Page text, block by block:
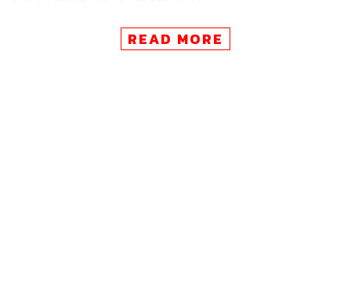
ชัยชนะกล่าวต่อด้วยว่า มีรัฐมนตรีแค่ 3 คนที่สอบผ่าน คน
แรกคือ อนุทิน ชาญวีรกูล รองนายกรัฐมนตรี และรัฐมนตรี
READ MORE